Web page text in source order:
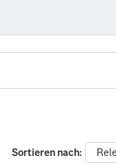
Sortieren nach